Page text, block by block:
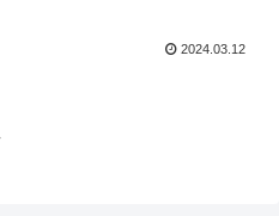
2024.03.12